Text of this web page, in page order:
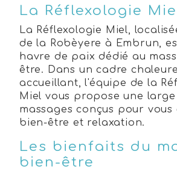
La Réflexologie
La Réflexologie Miel,
de la Robèyere à Embrun,
havre de paix dédié au
être. Dans un cadre
accueillant, l'équipe de la
Miel vous propose une
massages conçus pour
bien-être et relaxation.
Les bienfaits du
bien-être